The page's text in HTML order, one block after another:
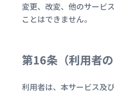
変更、改変、他のサービ
ことはできません。
第16条（利用者
利用者は、本サービス及